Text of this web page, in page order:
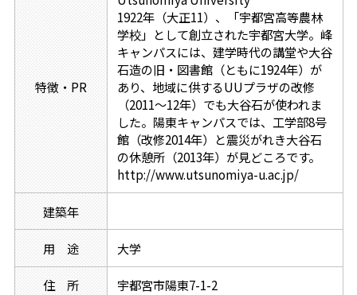
特徴・PR
1922年（大正11）、「宇都宮高等農林
学校」として創立された宇都宮大学。峰
キャンパスには、建学時代の講堂や大谷
石造の旧・図書館（ともに1924年）が
あり、地域に供するUUプラザの改修
（2011～12年）でも大谷石が使われま
した。陽東キャンパスでは、工学部8号
館（改修2014年）と震災がれき大谷石
の休憩所（2013年）が見どころです。
http://www.utsunomiya-u.ac.jp/
建築年
用 途 大学
住 所 宇都宮市陽東7-1-2